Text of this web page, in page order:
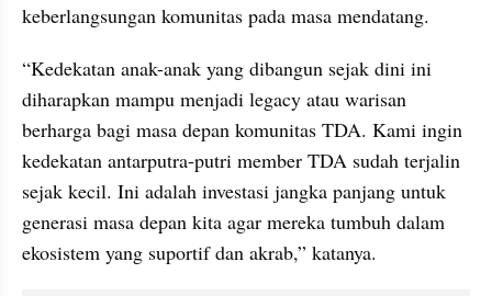
keberlangsungan komunitas pada masa mendatang.
“Kedekatan anak-anak yang dibangun sejak dini ini
diharapkan mampu menjadi legacy atau warisan
berharga bagi masa depan komunitas TDA. Kami ingin
kedekatan antarputra-putri member TDA sudah terjalin
sejak kecil. Ini adalah investasi jangka panjang untuk
generasi masa depan kita agar mereka tumbuh dalam
ekosistem yang suportif dan akrab,” katanya.